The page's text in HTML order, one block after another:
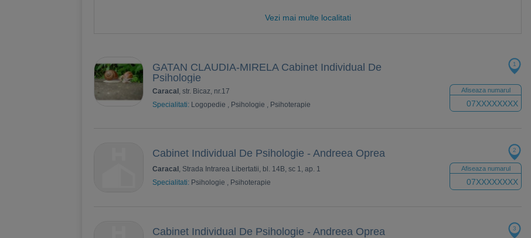
Vezi mai multe localitati
GATAN CLAUDIA-MIRELA Cabinet Individual De
Psihologie
Caracal , str. Bicaz, nr.17
Specialitati: Logopedie , Psihologie , Psihoterapie
Afiseaza numarul
07XXXXXXXX
1
Cabinet Individual De Psihologie - Andreea Oprea
Caracal , Strada Intrarea Libertatii, bl. 14B, sc 1, ap. 1
Specialitati: Psihologie , Psihoterapie
Afiseaza numarul
07XXXXXXXX
2
Cabinet Individual De Psihologie - Andreea Oprea 3